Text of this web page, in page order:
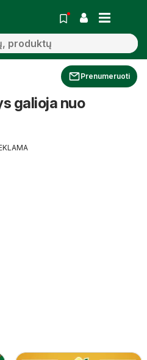
Prenumeruoti
galioja nuo